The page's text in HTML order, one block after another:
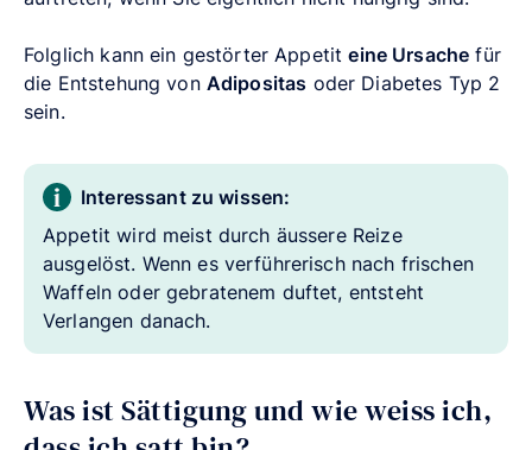
Folglich kann ein gestörter Appetiteine Ursache für
die Entstehung von Adipositas oder Diabetes Typ 2
sein.
Interessant zu wissen:
Appetit wird meist durch äussere Reize
ausgelöst. Wenn es verführerisch nach frischen
Waffeln oder gebratenem duftet, entsteht
Verlangen danach.
Was ist Sättigung und wie weiss ich,